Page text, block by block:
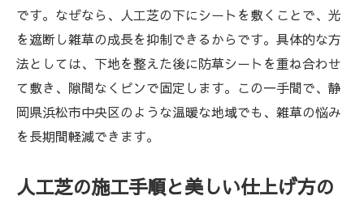
です。なぜなら、人工芝の下にシートを敷くことで、光
を遮断し雑草の成長を抑制できるからです。具体的な方
法としては、下地を整えた後に防草シートを重ね合わせ
て敷き、隙間なくピンで固定します。この一手間で、静
岡県浜松市中央区のような温暖な地域でも、雑草の悩み
を長期間軽減できます。
人工芝の施工手順と美しい仕上げ方の